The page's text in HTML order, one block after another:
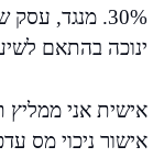
30%. מנגד,
ינוכה בהתאם
אישית אני
אישור ניכוי מס